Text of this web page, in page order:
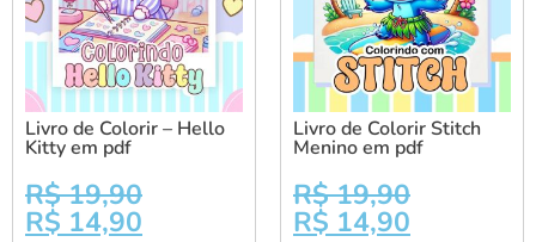
Livro de Colorir – Hello
Kitty em pdf
R$19,90
R$ 14,90
Livro de Colorir Stitch
Menino em pdf
R$19,90
R$ 14,90